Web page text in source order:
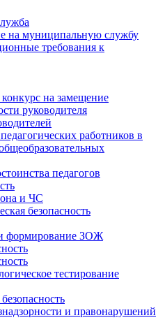
на муниципальную службу
требования к
на замещение
руководителя
работников в
педагогов
и ЧС
безопасность
формирование ЗОЖ
тестирование
и правонарушений